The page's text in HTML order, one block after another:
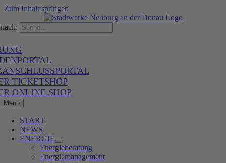
Zum Inhalt springen
TICKETSHOP
ONLINE SHOP
Menü
START
NEWS
ENERGIE
Energieberatung
Energiemanagement